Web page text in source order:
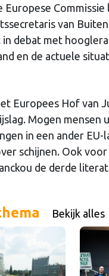
Europese
van
in debat met
en de actuele
Europees Hof van
Mogen mensen
in een ander
schijnen. Ook
de derde
Bekijk alles